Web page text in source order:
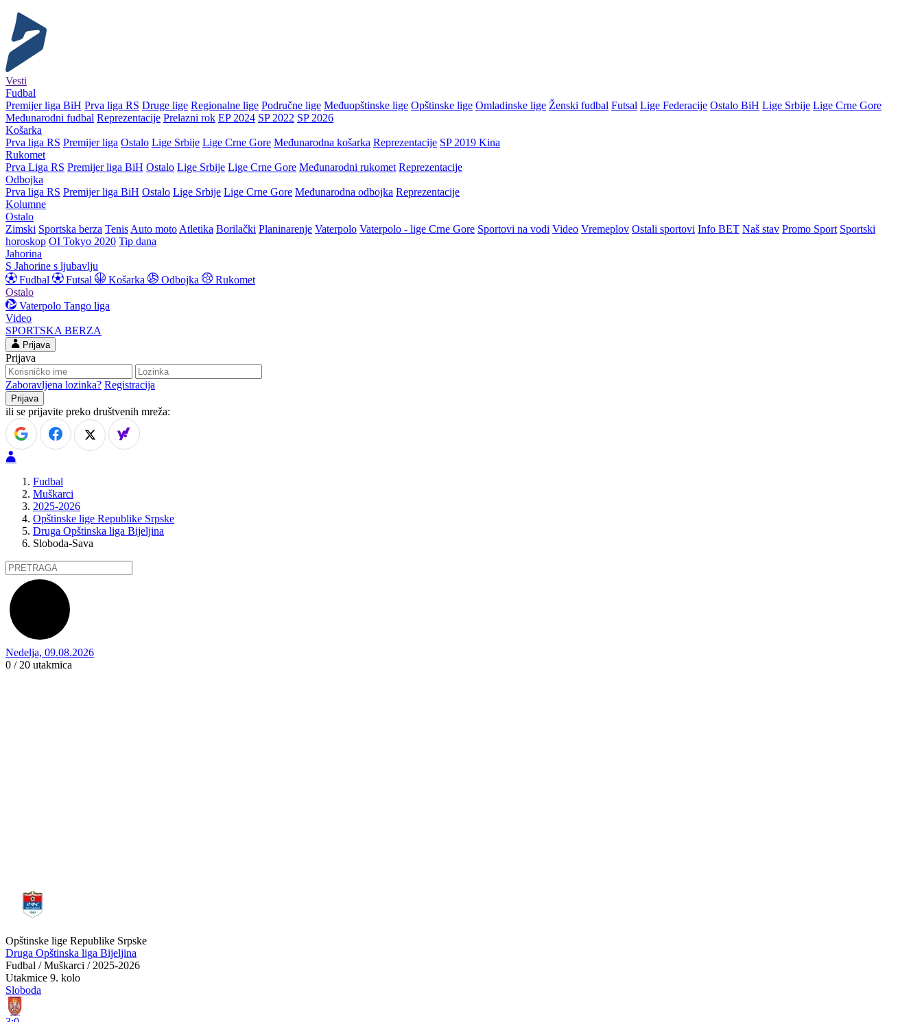
Vesti
Fudbal
Premijer liga BiH Prva liga RS Druge lige Regionalne lige Područne lige Međuopštinske lige Opštinske lige Omladinske lige Ženski fudbal Futsal Lige Federacije Ostalo BiH Lige Srbije Lige Crne Gore
Međunarodni fudbal Reprezentacije Prelazni rok EP 2024 SP 2022 SP 2026
Košarka
Prva liga RS Premijer liga Ostalo Lige Srbije Lige Crne Gore Međunarodna košarka Reprezentacije SP 2019 Kina
Rukomet
Prva Liga RS Premijer liga BiH Ostalo Lige Srbije Lige Crne Gore Međunarodni rukomet Reprezentacije
Odbojka
Prva liga RS Premijer liga BiH Ostalo Lige Srbije Lige Crne Gore Međunarodna odbojka Reprezentacije
Kolumne
Ostalo
Zimski Sportska berza Tenis Auto moto Atletika Borilački Planinarenje Vaterpolo Vaterpolo - lige Crne Gore Sportovi na vodi Video Vremeplov Ostali sportovi Info BET Naš stav Promo Sport Sportski
horoskop OI Tokyo 2020 Tip dana
Jahorina
S Jahorine s ljubavlju
Fudbal
Futsal Košarka Odbojka
Rukomet
Ostalo
Vaterpolo Tango liga
Video
SPORTSKA BERZA
Prijava
Prijava
Zaboravljena lozinka? Registracija
ili se prijavite preko društvenih mreža:
Fudbal
Muškarci
2025-2026
Opštinske lige Republike Srpske
Druga Opštinska liga Bijeljina
Sloboda-Sava
Nedelja, 09.08.2026
0 / 20 utakmica
Opštinske lige Republike Srpske
Druga Opštinska liga Bijeljina
Fudbal / Muškarci / 2025-2026
Utakmice 9. kolo
Sloboda